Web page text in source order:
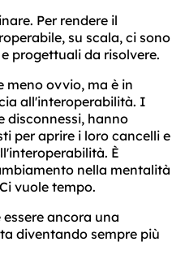
Per rendere il
su scala, ci sono
progettuali da risolvere.
meno ovvio, ma è in
all'interoperabilità. I
disconnessi, hanno
per aprire i loro cancelli e
È
nella mentalità
vuole tempo.
ancora una
diventando sempre più